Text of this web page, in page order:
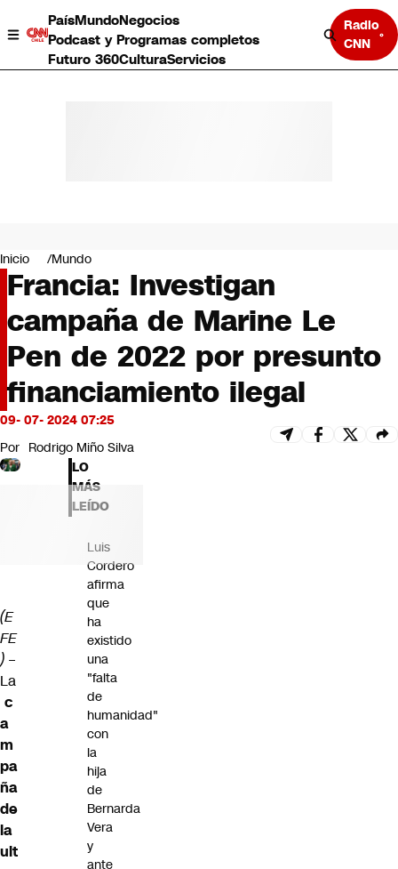
PaísMundoNegocios
Podcast y Programas completos
Futuro 360CulturaServicios
Radio
CNN
Negocios
Deportes
Programas completos
Cultura
Servicios
Bits
CNN tiempo
Futuro 360
Inicio Mundo
Francia: Investigan
campaña de Marine Le
Pen de 2022 por presunto
financiamiento ilegal
09- 07- 2024 07:25
Por Rodrigo Miño Silva
(E
FE
) –
La
c
a
m
pa
ña
de
la
ult
LO
MÁS
LEÍDO
Luis
Cordero
afirma
que
ha
existido
una
"falta
de
humanidad"
con
la
hija
de
Bernarda
Vera
y
ante